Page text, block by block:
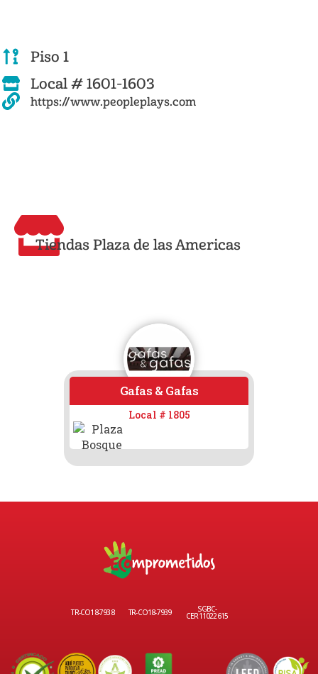
Piso 1
Local # 1601-1603
https://www.peopleplays.com
Tiendas Plaza de las Americas
Gafas & Gafas
Local # 1805
TR-CO18-7938 TR-CO18-7939 SGBC-
CER11022615